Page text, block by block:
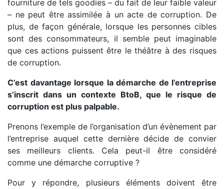
fourniture de tels goodies – du fait de leur faible valeur
– ne peut être assimilée à un acte de corruption. De
plus, de façon générale, lorsque les personnes cibles
sont des consommateurs, il semble peut imaginable
que ces actions puissent être le théâtre à des risques
de corruption.
C’est davantage lorsque la démarche de l’entreprise
s’inscrit dans un contexte BtoB, que le risque de
corruption est plus palpable.
Prenons l’exemple de l’organisation d’un évènement par
l’entreprise auquel cette dernière décide de convier
ses meilleurs clients. Cela peut-il être considéré
comme une démarche corruptive ?
Pour y répondre, plusieurs éléments doivent être